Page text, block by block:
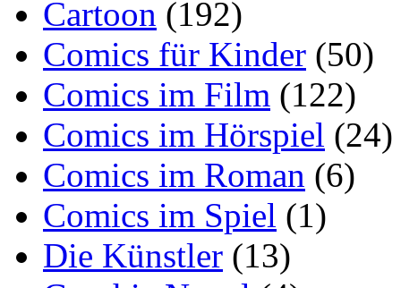
Cartoon (192)
Comics für Kinder (50)
Comics im Film (122)
Comics im Hörspiel (24)
Comics im Roman (6)
Comics im Spiel (1)
Die Künstler (13)